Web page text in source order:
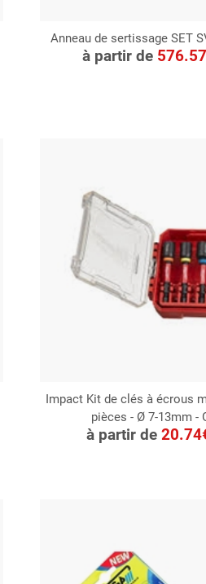
Anneau de sertissage SET
à partir deDemande de
Impact Kit de clés à écrous
pièces - Ø 7-13mm -
à partir de
Demande de